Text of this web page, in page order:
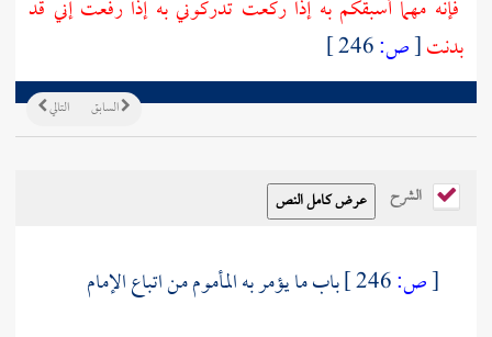
فإنه مهما أسبقكم به إذا ركعت تدركوني به إذا رفعت إني قد
بدنت[ص:
التالي السابق
الشرح
[ص:
باب ما يؤمر به المأموم من اتباع الإمام